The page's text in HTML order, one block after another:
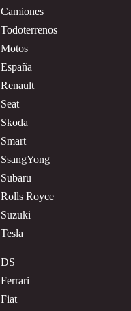
DS
Ferrari
Fiat
Camiones
Todoterrenos
Motos
España
Renault
Seat
Skoda
Smart
SsangYong
Subaru
Rolls Royce
Suzuki
Tesla